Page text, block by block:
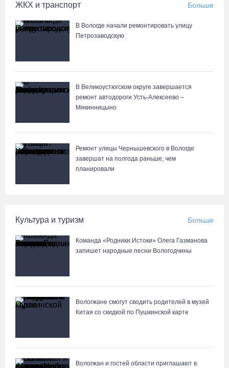
Неизвестный мужчина погиб в подожженном в Вологодской
области магазине
ветеранов и пенсионеров
Манты, речные прогулки и концерты музыкантов ждут гостей на
Дне города Тотьмы
07.08.26 / 08:31
Поражение от «Фанкома» отбросило ФК «Череповец» на
Череповчанки в национальных костюмах стали героями снимков
фотографа с горы Афон
ЖКХ и транспорт Больше
В Вологде начали ремонтировать улицу
Петрозаводскую
В Великоустюгском округе завершается
ремонт автодороги Усть-Алексеево –
Мякинницыно
Ремонт улицы Чернышевского в Вологде
завершат на полгода раньше, чем
планировали
Культура и туризм Больше
Команда «Родники.Истоки» Олега Газманова
запишет народные песни Вологодчины
Вологжане смогут сводить родителей в музей
Китая со скидкой по Пушкинской карте
Вологжан и гостей области приглашают в